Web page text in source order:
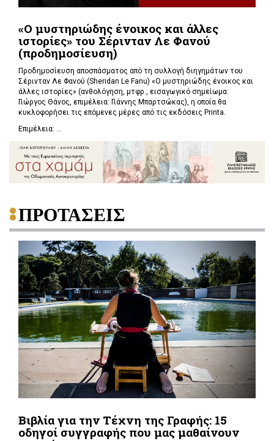
«Ο μυστηριώδης ένοικος και άλλες
ιστορίες» του Σέρινταν Λε Φανού
(προδημοσίευση)
Προδημοσίευση αποσπάσματος από τη συλλογή διηγημάτων του
Σέρινταν Λε Φανού (Sheridan Le Fanu) «Ο μυστηριώδης ένοικος και
άλλες ιστορίες» (ανθολόγηση, μτφρ., εισαγωγικό σημείωμα:
Γιώργος Θάνος, επιμέλεια: Γιάννης Μπαρτσώκας), η οποία θα
κυκλοφορήσει τις επόμενες μέρες από τις εκδόσεις Printa.
Επιμέλεια: ...
ΠΡΟΤΑΣΕΙΣ
Βιβλία για την Τέχνη της Γραφής: 15
οδηγοί συγγραφής που μας μαθαίνουν